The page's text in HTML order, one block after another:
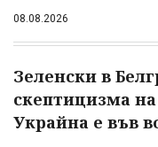
08.08.2026
Зеленски в
скептицизма
Украйна е във